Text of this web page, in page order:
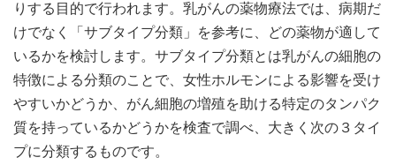
りする目的で行われます。乳がんの薬物療法では、病期だ
けでなく「サブタイプ分類」を参考に、どの薬物が適して
いるかを検討します。サブタイプ分類とは乳がんの細胞の
特徴による分類のことで、女性ホルモンによる影響を受け
やすいかどうか、がん細胞の増殖を助ける特定のタンパク
質を持っているかどうかを検査で調べ、大きく次の３タイ
プに分類するものです。